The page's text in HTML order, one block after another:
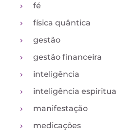
fé
física quântica
gestão
gestão financeira
inteligência
inteligência
manifestação
medicações